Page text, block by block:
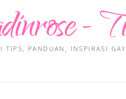
-
TIPS, PANDUAN, INSPIRASI